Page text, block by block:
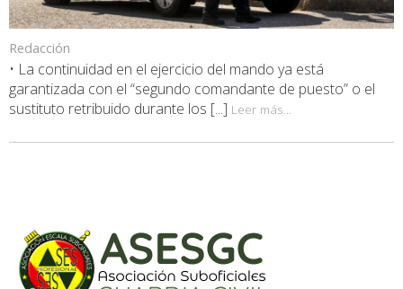
Redacción
• La continuidad en el ejercicio del mando ya está
garantizada con el “segundo comandante de puesto” o el
sustituto retribuido durante los [...] Leer más...